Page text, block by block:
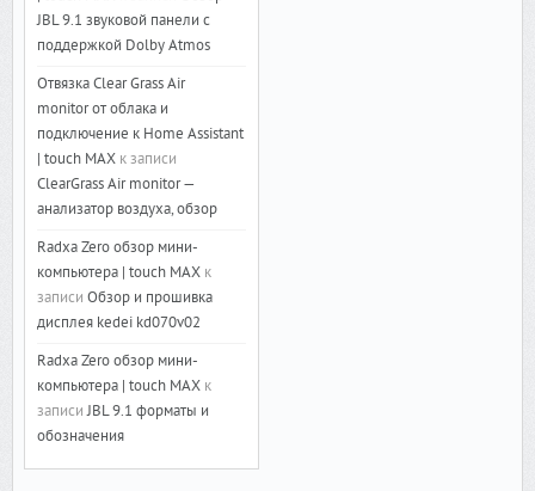
JBL 9.1 звуковой панели с
поддержкой Dolby Atmos
Отвязка Clear Grass Air
monitor от облака и
подключение к Home Assistant
| touch MAXк записи
ClearGrass Air monitor —
анализатор воздуха, обзор
Radxa Zero обзор мини-
компьютера | touch MAXк
записи Обзор и прошивка
дисплея kedei kd070v02
Radxa Zero обзор мини-
компьютера | touch MAXк
записиJBL 9.1 форматы и
обозначения